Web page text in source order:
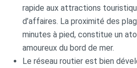
rapide aux attractions
d’affaires. La proximité des
minutes à pied, constitue un
amoureux du bord de mer.
Le réseau routier est bien